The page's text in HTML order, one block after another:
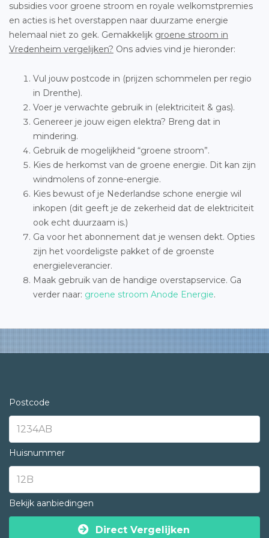
subsidies voor groene stroom en royale welkomstpremies
en acties is het overstappen naar duurzame energie
helemaal niet zo gek. Gemakkelijk groene stroom in
Vredenheim vergelijken? Ons advies vind je hieronder:
Vul jouw postcode in (prijzen schommelen per regio
in Drenthe).
Voer je verwachte gebruik in (elektriciteit & gas).
Genereer je jouw eigen elektra? Breng dat in
mindering.
Gebruik de mogelijkheid “groene stroom”.
Kies de herkomst van de groene energie. Dit kan zijn
windmolens of zonne-energie.
Kies bewust of je Nederlandse schone energie wil
inkopen (dit geeft je de zekerheid dat de elektriciteit
ook echt duurzaam is.)
Ga voor het abonnement dat je wensen dekt. Opties
zijn het voordeligste pakket of de groenste
energieleverancier.
Maak gebruik van de handige overstapservice. Ga
verder naar: groene stroom Anode Energie.
Postcode
Huisnummer
Bekijk aanbiedingen
Direct Vergelijken